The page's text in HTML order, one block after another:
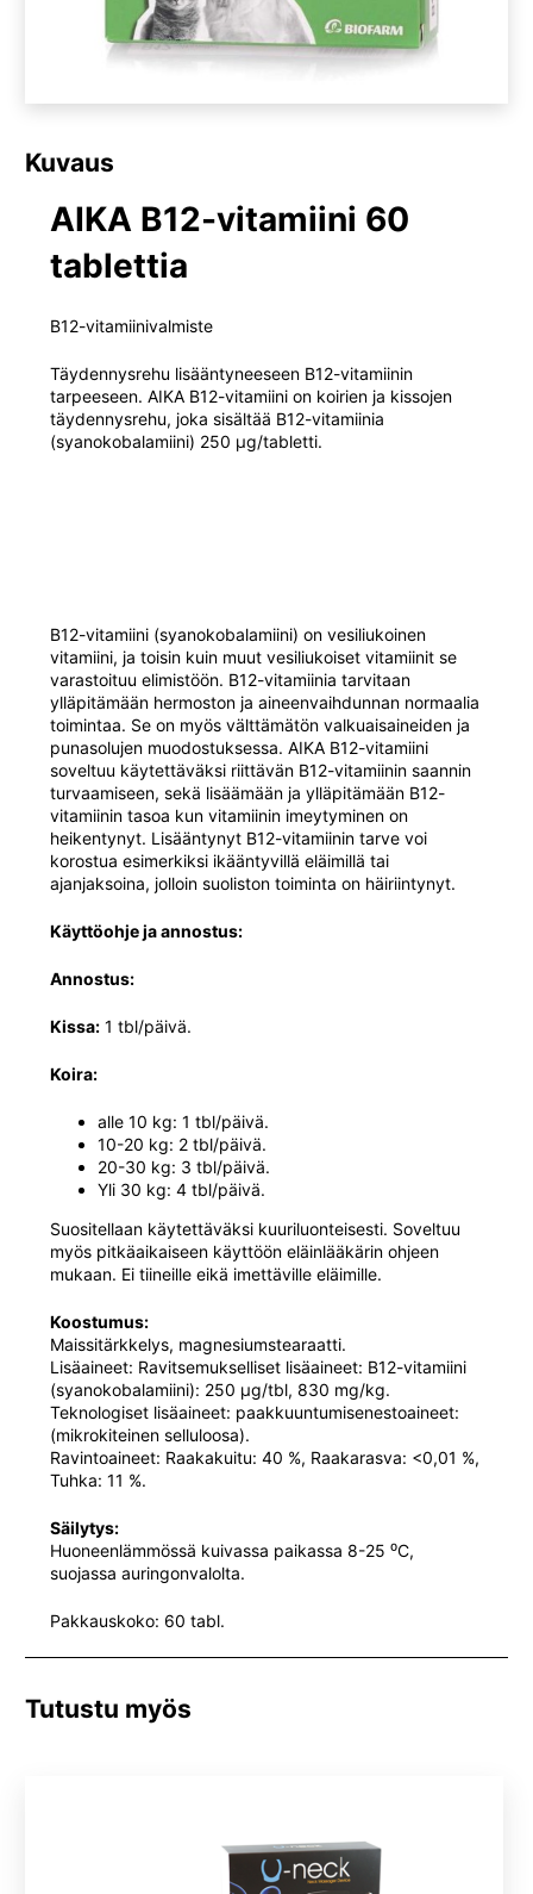
Kuvaus
AIKA B12-vitamiini 60
tablettia
B12-vitamiinivalmiste
Täydennysrehu lisääntyneeseen B12-vitamiinin
tarpeeseen. AIKA B12-vitamiini on koirien ja kissojen
täydennysrehu, joka sisältää B12-vitamiinia
(syanokobalamiini) 250 μg/tabletti.
B12-vitamiini (syanokobalamiini) on vesiliukoinen
vitamiini, ja toisin kuin muut vesiliukoiset vitamiinit se
varastoituu elimistöön. B12-vitamiinia tarvitaan
ylläpitämään hermoston ja aineenvaihdunnan normaalia
toimintaa. Se on myös välttämätön valkuaisaineiden ja
punasolujen muodostuksessa. AIKA B12-vitamiini
soveltuu käytettäväksi riittävän B12-vitamiinin saannin
turvaamiseen, sekä lisäämään ja ylläpitämään B12-
vitamiinin tasoa kun vitamiinin imeytyminen on
heikentynyt. Lisääntynyt B12-vitamiinin tarve voi
korostua esimerkiksi ikääntyvillä eläimillä tai
ajanjaksoina, jolloin suoliston toiminta on häiriintynyt.
Käyttöohje ja annostus:
Annostus:
Kissa: 1 tbl/päivä.
Koira:
alle 10 kg: 1 tbl/päivä.
10-20 kg: 2 tbl/päivä.
20-30 kg: 3 tbl/päivä.
Yli 30 kg: 4 tbl/päivä.
Suositellaan käytettäväksi kuuriluonteisesti. Soveltuu
myös pitkäaikaiseen käyttöön eläinlääkärin ohjeen
mukaan. Ei tiineille eikä imettäville eläimille.
Koostumus:
Maissitärkkelys, magnesiumstearaatti.
Lisäaineet: Ravitsemukselliset lisäaineet: B12-vitamiini
(syanokobalamiini): 250 μg/tbl, 830 mg/kg.
Teknologiset lisäaineet: paakkuuntumisenestoaineet:
(mikrokiteinen selluloosa).
Ravintoaineet: Raakakuitu: 40 %, Raakarasva: <0,01 %,
Tuhka: 11 %.
Säilytys:
Huoneenlämmössä kuivassa paikassa 8-25 ⁰C,
suojassa auringonvalolta.
Pakkauskoko: 60 tabl.
Tutustu myös